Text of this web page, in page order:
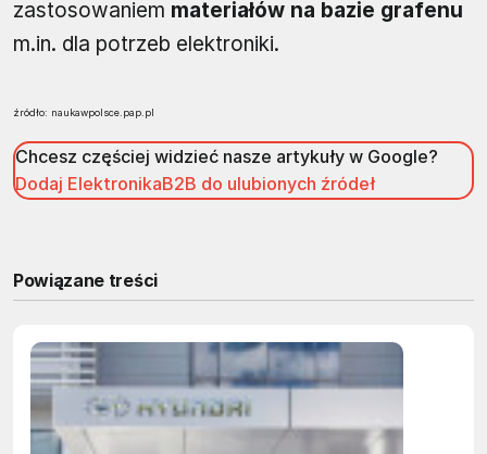
zastosowaniem materiałów na bazie grafenu
m.in. dla potrzeb elektroniki.
źródło: naukawpolsce.pap.pl
Chcesz częściej widzieć nasze artykuły w Google?
Dodaj ElektronikaB2B do ulubionych źródeł
Powiązane treści